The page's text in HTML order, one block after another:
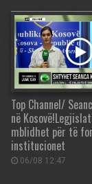
Top Channel/
në
mblidhet për të
institucionet
06/08 12:47